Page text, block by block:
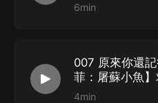
6min
007 原來你還
菲：屠蘇小魚
票！
4min